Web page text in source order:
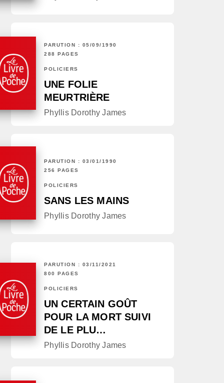
PARUTION : 05/09/1990
288 PAGES
POLICIERS
UNE FOLIE
MEURTRIÈRE
Phyllis Dorothy James
PARUTION : 03/01/1990
256 PAGES
POLICIERS
SANS LES MAINS
Phyllis Dorothy James
PARUTION : 03/11/2021
800 PAGES
POLICIERS
UN CERTAIN GOÛT
POUR LA MORT SUIVI
DE LE PLU…
Phyllis Dorothy James